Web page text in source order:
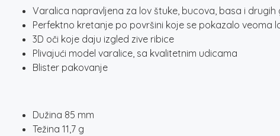
Varalica napravljena za lov štuke, bucova, basa i drugih
Perfektno kretanje po površini koje se pokazalo veoma
3D oči koje daju izgled zive ribice
Plivajući model varalice, sa kvalitetnim udicama
Blister pakovanje
Dužina 85 mm
Težina 11,7 g